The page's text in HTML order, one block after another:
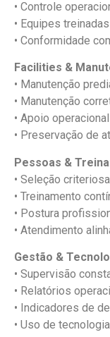
• Controle
• Equipes
• Conformidade
Facilities &
• Manutenção
• Manutenção
• Apoio
• Preservação de
Pessoas &
• Seleção criteriosa
• Treinamento
• Postura
• Atendimento
Gestão &
• Supervisão
• Relatórios
• Indicadores de
• Uso de